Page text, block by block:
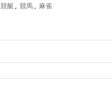
競艇 , 競馬, 麻雀